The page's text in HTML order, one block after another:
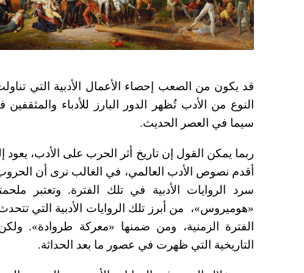
قد يكون من الصعب إحصاء الأعمال الأدبية التي
النوع من الأدب تُظهر الدور البارز للأدباء
سيما في العصر الحديث.
ربما يمكن القول إن تاريخ أثر الحرب على الأدب،
أقدم نصوص الأدب العالمي، في الغالب نرى أن
سرد الروايات الأدبية في تلك الفترة. وتعتبر
«هوميروس»، من أبرز تلك الروايات الأدبية التي
الفترة الزمنية، ومن ضمنها «معركة طروادة».
التاريخية التي ظهرت في عصور ما بعد الحداثة.